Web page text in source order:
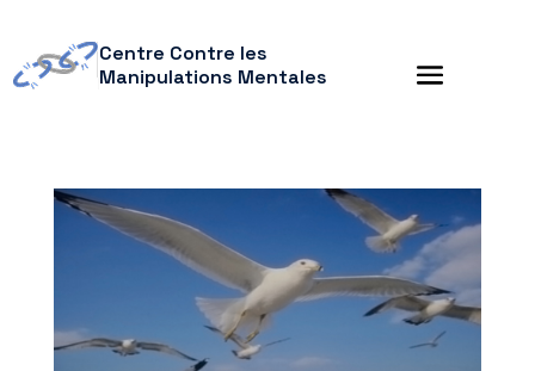
Centre Contre les
Manipulations Mentales